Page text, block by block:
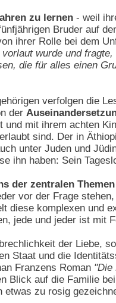
zu lernen - weil
Bruder auf
ihrer Rolle bei dem
wurde und
die für alles einen
verfolgen die
der
mit ihrem achten
sind. Der in
unter Juden und
ihn haben: Sein
der zentralen
vor der Frage
diese komplexen und
jede und jeder ist mit
der Liebe,
Staat und die
Franzens Roman "Die
Blick auf die Familie
etwas zu rosig